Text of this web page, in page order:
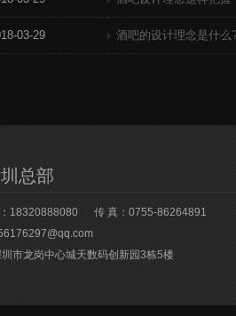
03-29 酒吧的设计理念是什么
总部
18320888080
传 真：0755-86264891
市龙岗中心城天数码创新园3栋5楼